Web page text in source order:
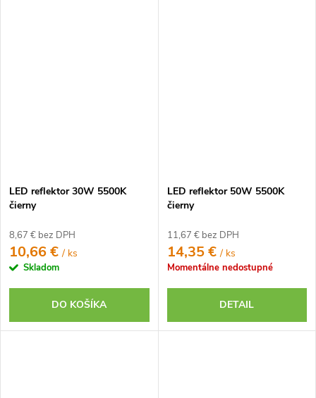
LED reflektor 30W 5500K
čierny
8,67 € bez DPH
10,66 €/ ks
Skladom
DO KOŠÍKA
LED reflektor 50W 5500K
čierny
11,67 € bez DPH
14,35 €/ ks
Momentálne nedostupné
DETAIL